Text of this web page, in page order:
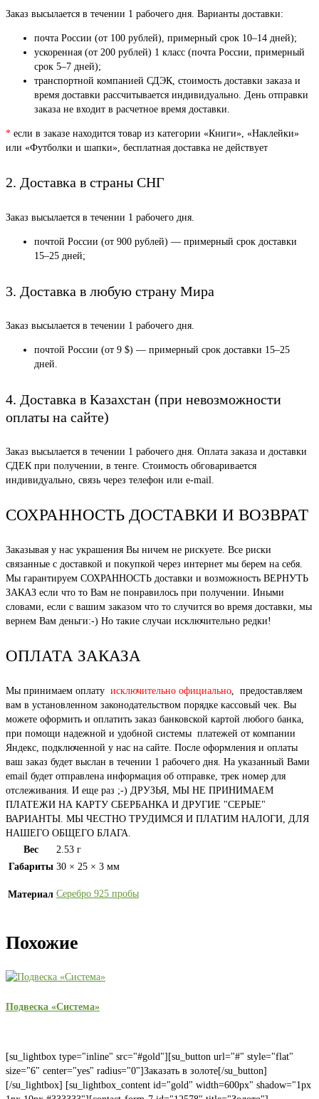
Заказ высылается в течении 1 рабочего дня. Варианты доставки:
почта России (от 100 рублей), примерный срок 10–14 дней);
ускоренная (от 200 рублей) 1 класс (почта России, примерный
срок 5–7 дней);
транспортной компанией СДЭК, стоимость доставки заказа и
время доставки рассчитывается индивидуально. День отправки
заказа не входит в расчетное время доставки.
* если в заказе находится товар из категории «Книги», «Наклейки»
или «Футболки и шапки», бесплатная доставка не действует
2. Доставка в страны СНГ
Заказ высылается в течении 1 рабочего дня.
почтой России (от 900 рублей) — примерный срок доставки
15–25 дней;
3. Доставка в любую страну Мира
Заказ высылается в течении 1 рабочего дня.
почтой России (от 9 $) — примерный срок доставки 15–25
дней.
4. Доставка в Казахстан (при невозможности
оплаты на сайте)
Заказ высылается в течении 1 рабочего дня. Оплата заказа и доставки
СДЕК при получении, в тенге. Стоимость обговаривается
индивидуально, связь через телефон или e-mail.
СОХРАННОСТЬ ДОСТАВКИ И ВОЗВРАТ
Заказывая у нас украшения Вы ничем не рискуете. Все риски
связанные с доставкой и покупкой через интернет мы берем на себя.
Мы гарантируем СОХРАННОСТЬ доставки и возможность ВЕРНУТЬ
ЗАКАЗ если что то Вам не понравилось при получении. Иными
словами, если с вашим заказом что то случится во время доставки, мы
вернем Вам деньги:-) Но такие случаи исключительно редки!
ОПЛАТА ЗАКАЗА
Мы принимаем оплату исключительно официально, предоставляем
вам в установленном законодательством порядке кассовый чек. Вы
можете оформить и оплатить заказ банковской картой любого банка,
при помощи надежной и удобной системы платежей от компании
Яндекс, подключенной у нас на сайте. После оформления и оплаты
ваш заказ будет выслан в течении 1 рабочего дня. На указанный Вами
email будет отправлена информация об отправке, трек номер для
отслеживания. И еще раз ;-) ДРУЗЬЯ, МЫ НЕ ПРИНИМАЕМ
ПЛАТЕЖИ НА КАРТУ СБЕРБАНКА И ДРУГИЕ "СЕРЫЕ"
ВАРИАНТЫ. МЫ ЧЕСТНО ТРУДИМСЯ И ПЛАТИМ НАЛОГИ, ДЛЯ
НАШЕГО ОБЩЕГО БЛАГА.
Вес
2.53 г
Габариты 30 × 25 × 3 мм
Материал Серебро 925 пробы
Похожие
Подвеска «Система»
[su_lightbox type="inline" src="#gold"][su_button url="#" style="flat"
size="6" center="yes" radius="0"]Заказать в золоте[/su_button]
[/su_lightbox] [su_lightbox_content id="gold" width=600px" shadow="1px